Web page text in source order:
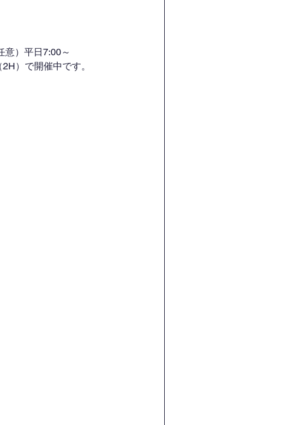
意）平日7:00～
）で開催中です。